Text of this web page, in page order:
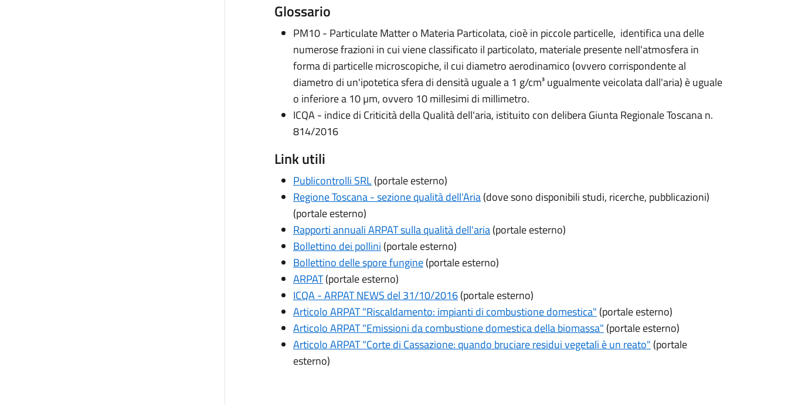
Glossario
PM10 - Particulate Matter o Materia Particolata, cioè in piccole particelle, identifica una delle
numerose frazioni in cui viene classificato il particolato, materiale presente nell'atmosfera in
forma di particelle microscopiche, il cui diametro aerodinamico (ovvero corrispondente al
diametro di un'ipotetica sfera di densità uguale a 1 g/cm³ ugualmente veicolata dall'aria) è uguale
o inferiore a 10 µm, ovvero 10 millesimi di millimetro.
ICQA - indice di Criticità della Qualità dell'aria, istituito con delibera Giunta Regionale Toscana n.
814/2016
Link utili
Publicontrolli SRL(portale esterno)
Regione Toscana - sezione qualità dell'Aria(dove sono disponibili studi, ricerche, pubblicazioni)
(portale esterno)
Rapporti annuali ARPAT sulla qualità dell'aria(portale esterno)
Bollettino dei pollini (portale esterno)
Bollettino delle spore fungine(portale esterno)
ARPAT(portale esterno)
ICQA - ARPAT NEWS del 31/10/2016(portale esterno)
Articolo ARPAT "Riscaldamento: impianti di combustione domestica" (portale esterno)
Articolo ARPAT "Emissioni da combustione domestica della biomassa" (portale esterno)
Articolo ARPAT "Corte di Cassazione: quando bruciare residui vegetali è un reato" (portale
esterno)